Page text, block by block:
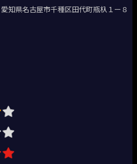
愛知県名古屋市千種区田代町瓶杁１ー８